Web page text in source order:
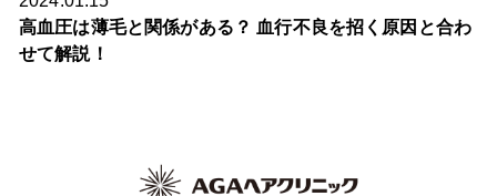
高血圧は薄毛と関係がある？ 血行不良を招く原因と合わ
せて解説！